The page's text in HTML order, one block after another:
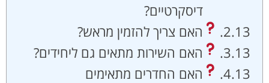
דיסקרטיים?
האם צריך להזמין מראש?
האם השירות מתאים גם ליחידים?
האם החדרים מתאימים